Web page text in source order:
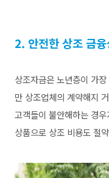
2. 안전한 상조 금
상조자금은 노년층이 가
만 상조업체의 계약해지
고객들이 불안해하는 경
상품으로 상조 비용도 절